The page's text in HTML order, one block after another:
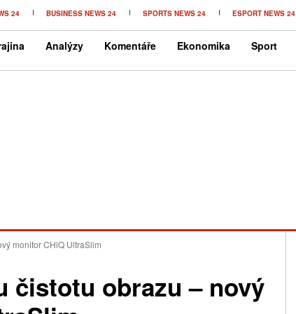
24 BUSINESS NEWS 24 SPORTS NEWS 24 ESPORT NEWS 24
Analýzy Komentáře Ekonomika Sport
monitor CHiQ UltraSlim
čistotu obrazu – nový